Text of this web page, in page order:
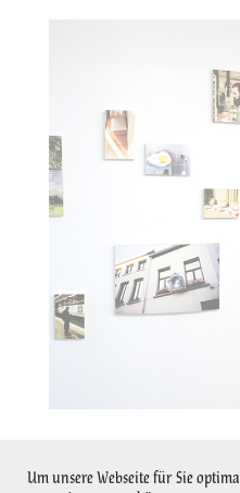
THE PLACE. TO
↑
Um unsere Webseite für Sie